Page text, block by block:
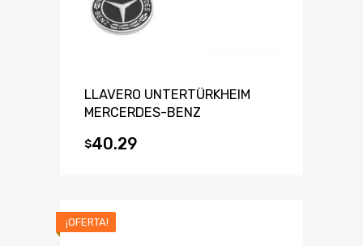
LLAVERO UNTERTÜRKHEIM
MERCERDES-BENZ
$40.29
¡OFERTA!